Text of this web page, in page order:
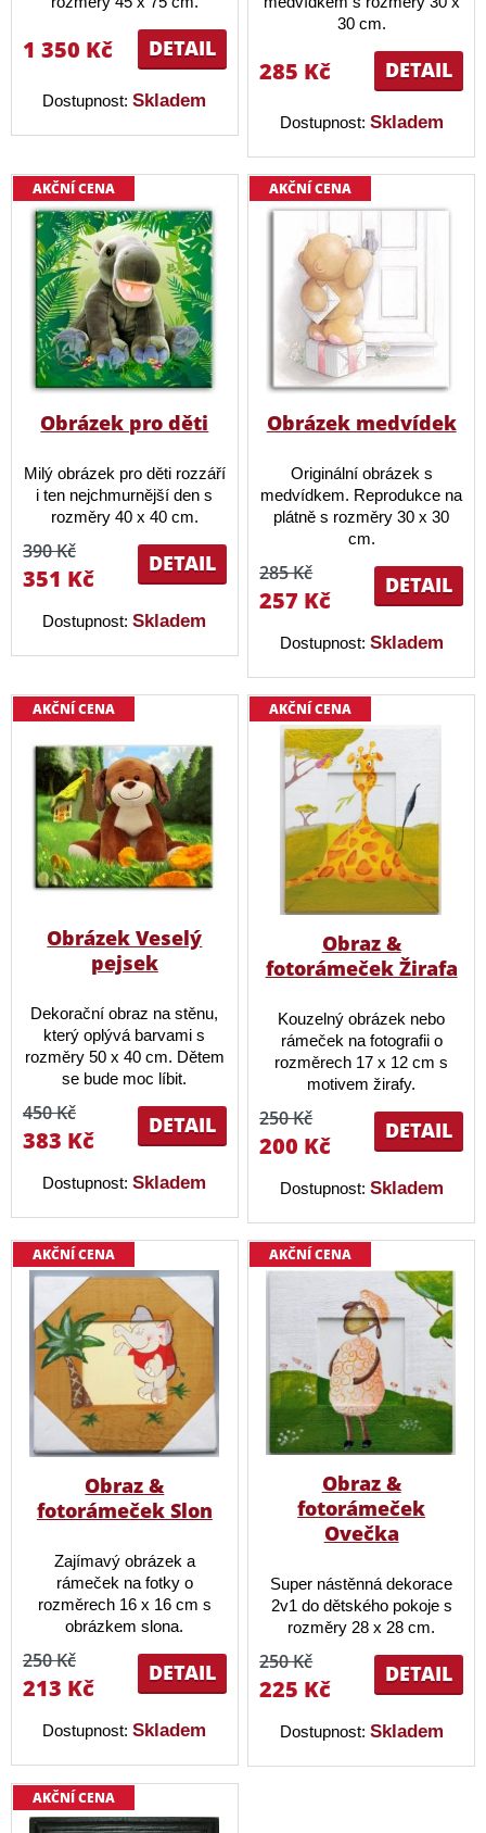
DETAIL
1 350 Kč
Dostupnost:Skladem
30 cm.
DETAIL
285 Kč
Dostupnost: Skladem
AKČNÍ CENA
Obrázek pro děti
Milý obrázek pro děti rozzáří
i ten nejchmurnější den s
rozměry 40 x 40 cm.
DETAIL
390 Kč
351 Kč
Dostupnost:Skladem
AKČNÍ CENA
Obrázek medvídek
Originální obrázek s
medvídkem. Reprodukce na
plátně s rozměry 30 x 30
cm.
DETAIL
285 Kč
257 Kč
Dostupnost: Skladem
AKČNÍ CENA
Obrázek Veselý
pejsek
Dekorační obraz na stěnu,
který oplývá barvami s
rozměry 50 x 40 cm. Dětem
se bude moc líbit.
DETAIL
450 Kč
383 Kč
Dostupnost:Skladem
AKČNÍ CENA
Obraz &
fotorámeček Žirafa
Kouzelný obrázek nebo
rámeček na fotografii o
rozměrech 17 x 12 cm s
motivem žirafy.
DETAIL
250 Kč
200 Kč
Dostupnost: Skladem
AKČNÍ CENA
Obraz &
fotorámeček Slon
Zajímavý obrázek a
rámeček na fotky o
rozměrech 16 x 16 cm s
obrázkem slona.
DETAIL
250 Kč
213 Kč
Dostupnost:Skladem
AKČNÍ CENA
Obraz &
fotorámeček
Ovečka
Super nástěnná dekorace
2v1 do dětského pokoje s
rozměry 28 x 28 cm.
DETAIL
250 Kč
225 Kč
Dostupnost: Skladem
AKČNÍ CENA